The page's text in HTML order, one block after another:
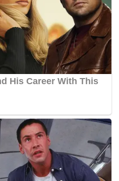
kita ada 250 kumpulan
konflik yang dahsyat
berucap pada majlis Ramah
Persatuan-Persatuan
sini malam ini.
dihadiri 67 ketua kumpulan
Sabah, Tan Sri Musa
Sri Joseph Pairin Kitingan
serta beberapa anggota